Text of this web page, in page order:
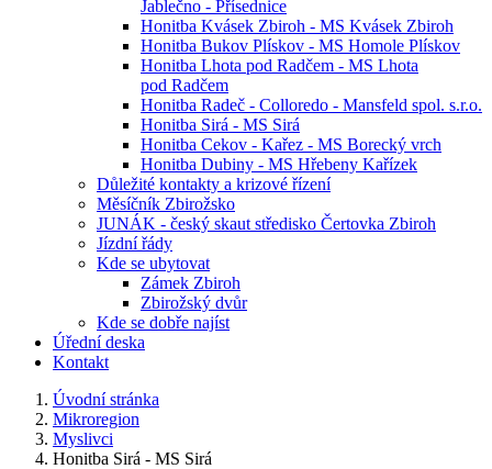
Jablečno - Přísednice
Honitba Kvásek Zbiroh - MS Kvásek Zbiroh
Honitba Bukov Plískov - MS Homole Plískov
Honitba Lhota pod Radčem - MS Lhota
pod Radčem
Honitba Radeč - Colloredo - Mansfeld spol. s.r.o.
Honitba Sirá - MS Sirá
Honitba Cekov - Kařez - MS Borecký vrch
Honitba Dubiny - MS Hřebeny Kařízek
Důležité kontakty a krizové řízení
Měsíčník Zbirožsko
JUNÁK - český skaut středisko Čertovka Zbiroh
Jízdní řády
Kde se ubytovat
Zámek Zbiroh
Zbirožský dvůr
Kde se dobře najíst
Úřední deska
Kontakt
Úvodní stránka
Mikroregion
Myslivci
Honitba Sirá - MS Sirá